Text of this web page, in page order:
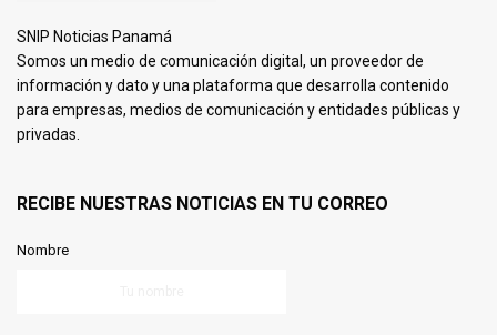
SNIP Noticias Panamá
Somos un medio de comunicación digital, un proveedor de
información y dato y una plataforma que desarrolla contenido
para empresas, medios de comunicación y entidades públicas y
privadas.
RECIBE NUESTRAS NOTICIAS EN TU CORREO
Nombre